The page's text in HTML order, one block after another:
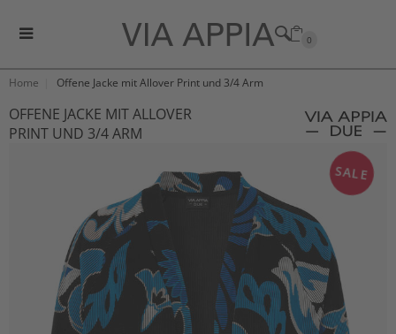
0
Home Offene Jacke mit Allover Print und 3/4 Arm
OFFENE JACKE MIT ALLOVER
PRINT UND 3/4 ARM
SALE